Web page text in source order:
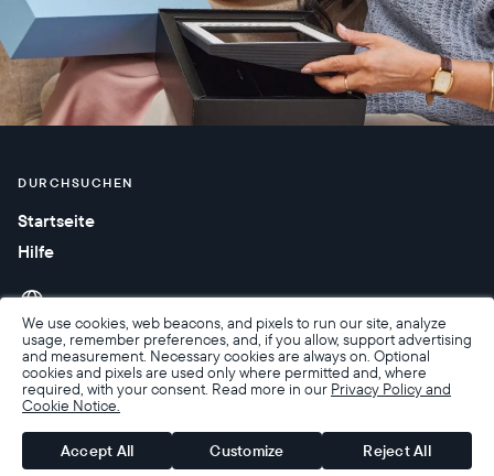
We use cookies, web beacons, and pixels to run our site, analyze
usage, remember preferences, and, if you allow, support advertising
and measurement. Necessary cookies are always on. Optional
cookies and pixels are used only where permitted and, where
required, with your consent. Read more in our Privacy Policy and
Cookie Notice.
Accept All Customize Reject All
DURCHSUCHEN
Startseite
Hilfe
Barrierefreiheit
Datenschutzrichtlinie
Garantie und Rückgabe